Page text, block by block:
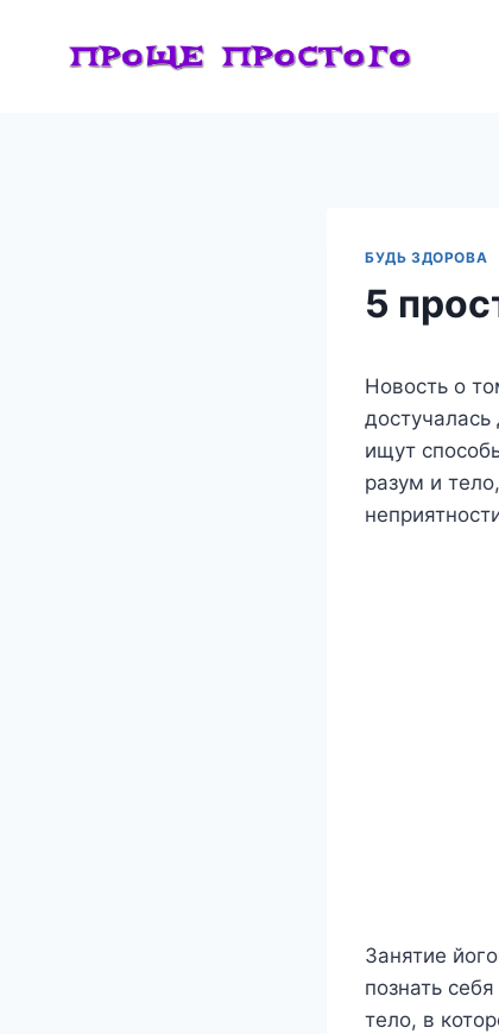
БУДЬ ЗДОРОВА
5
Новость о
ищут
разум и
Занятие
познать
тело, в